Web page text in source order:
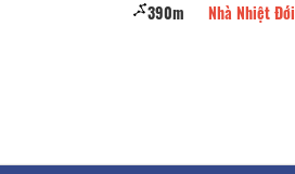
390m Nhà Nhiệt Đới